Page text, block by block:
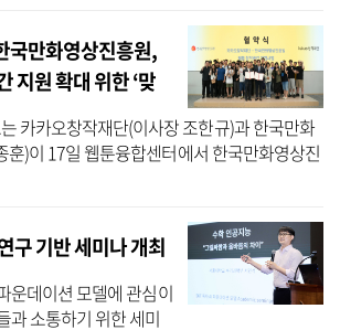
국만화영상진흥원,
지원 확대 위한 ‘맞
카카오창작재단(이사장 조한규)과 한국만화
훈)이 17일 웹툰융합센터에서 한국만화영상진
센터 및 비즈니스센터)에 입주한 웹툰 작가
구 기반 세미나 개최
운데이션 모델에 관심이
과 소통하기 위한 세미